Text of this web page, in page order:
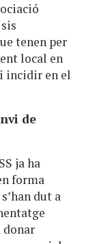
tenen per
local en
i incidir en el
de
ja ha
forma
dut a
donar